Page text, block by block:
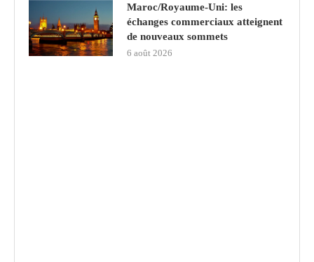
Maroc/Royaume-Uni: les
échanges commerciaux atteignent
de nouveaux sommets
6 août 2026